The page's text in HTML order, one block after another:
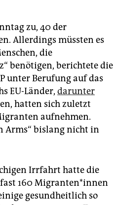
zu, 40 der
Allerdings müssten es
die
benötigen, berichtete die
unter Berufung auf das
EU-Länder, darunter
hatten sich zuletzt
aufnehmen.
Arms“ bislang nicht in
Irrfahrt hatte die
fast 160 Migranten*innen
gesundheitlich so